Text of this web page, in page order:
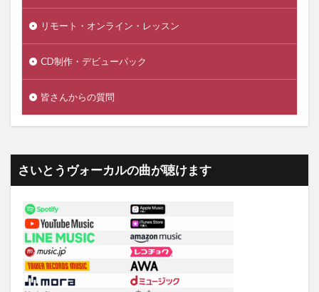
リモート・オンライン・レッスン
CD制作・デビューパック
皆さんからの質問
さいとうヴォーカルの曲が聴けます